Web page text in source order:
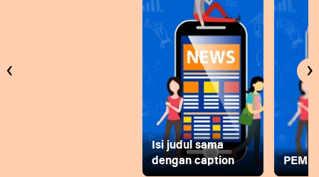
Isi judul sama
dengan caption
‹ ›